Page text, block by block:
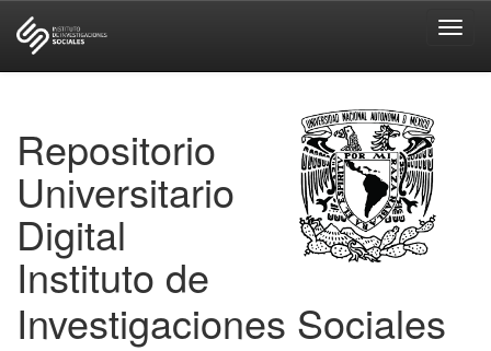
Repositorio
Universitario
Digital
Instituto de
Investigaciones Sociales